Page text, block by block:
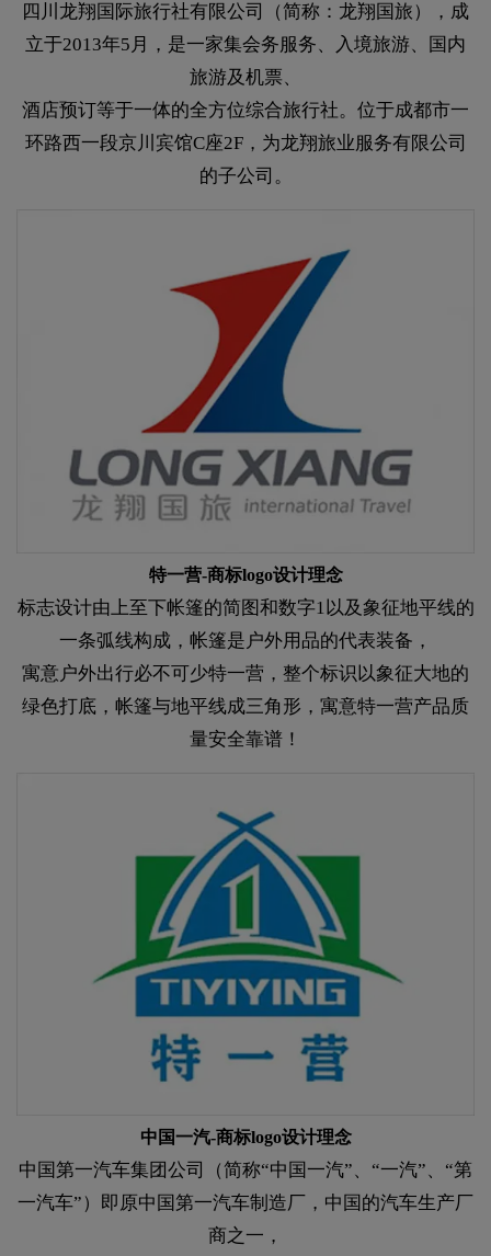
四川龙翔国际旅行社有限公司（简称：龙翔国旅），成
立于2013年5月，是一家集会务服务、入境旅游、国内
旅游及机票、
酒店预订等于一体的全方位综合旅行社。位于成都市一
环路西一段京川宾馆C座2F，为龙翔旅业服务有限公司
的子公司。
特一营-商标logo设计理念​​​​​​​
标志设计由上至下帐篷的简图和数字1以及象征地平线的
一条弧线构成，帐篷是户外用品的代表装备，
寓意户外出行必不可少特一营，整个标识以象征大地的
绿色打底，帐篷与地平线成三角形，寓意特一营产品质
量安全靠谱！
中国一汽-商标logo设计理念​​​​​​​
中国第一汽车集团公司（简称“中国一汽”、“一汽”、“第
一汽车”）即原中国第一汽车制造厂，中国的汽车生产厂
商之一，